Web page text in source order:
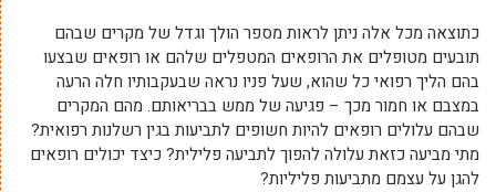
כתוצאה מכל אלה ניתן לראות מספר הולך וגדל של מקרים שבהם
תובעים מטופלים את הרופאים המטפלים שלהם או רופאים שבצעו
בהם הליך רפואי כל שהוא, שעל פניו נראה שבעקבותיו חלה הרעה
במצבם או חמור מכך – פגיעה של ממש בבריאותם. מהם המקרים
שבהם עלולים רופאים להיות חשופים לתביעות בגין רשלנות רפואית?
מתי מביעה כזאת עלולה להפוך לתביעה פלילית? כיצד יכולים רופאים
להגן על עצמם מתביעות פליליות?